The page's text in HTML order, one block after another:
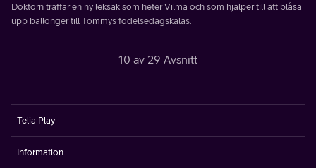
Doktorn träffar en ny leksak som heter Vilma och som hjälper till att blåsa
upp ballonger till Tommys födelsedagskalas.
10 av 29 Avsnitt
Telia Play
Information